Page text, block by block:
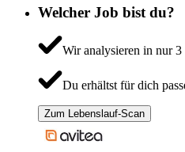
Welcher Job bist du?
Wir analysieren in nur
Du erhältst für dich
Zum Lebenslauf-Scan